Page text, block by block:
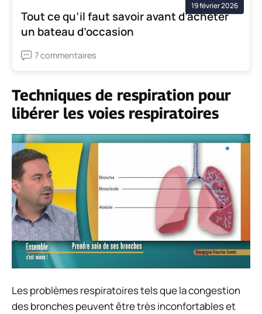
19 février 2026
Tout ce qu’il faut savoir avant d’acheter
un bateau d’occasion
7 commentaires
Techniques de respiration pour
libérer les voies respiratoires
Les problèmes respiratoires tels que la congestion
des bronches peuvent être très inconfortables et